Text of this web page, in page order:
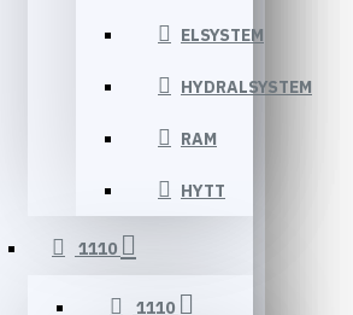
ELSYSTEM
HYDRALSYSTEM
RAM
HYTT
1110
1110